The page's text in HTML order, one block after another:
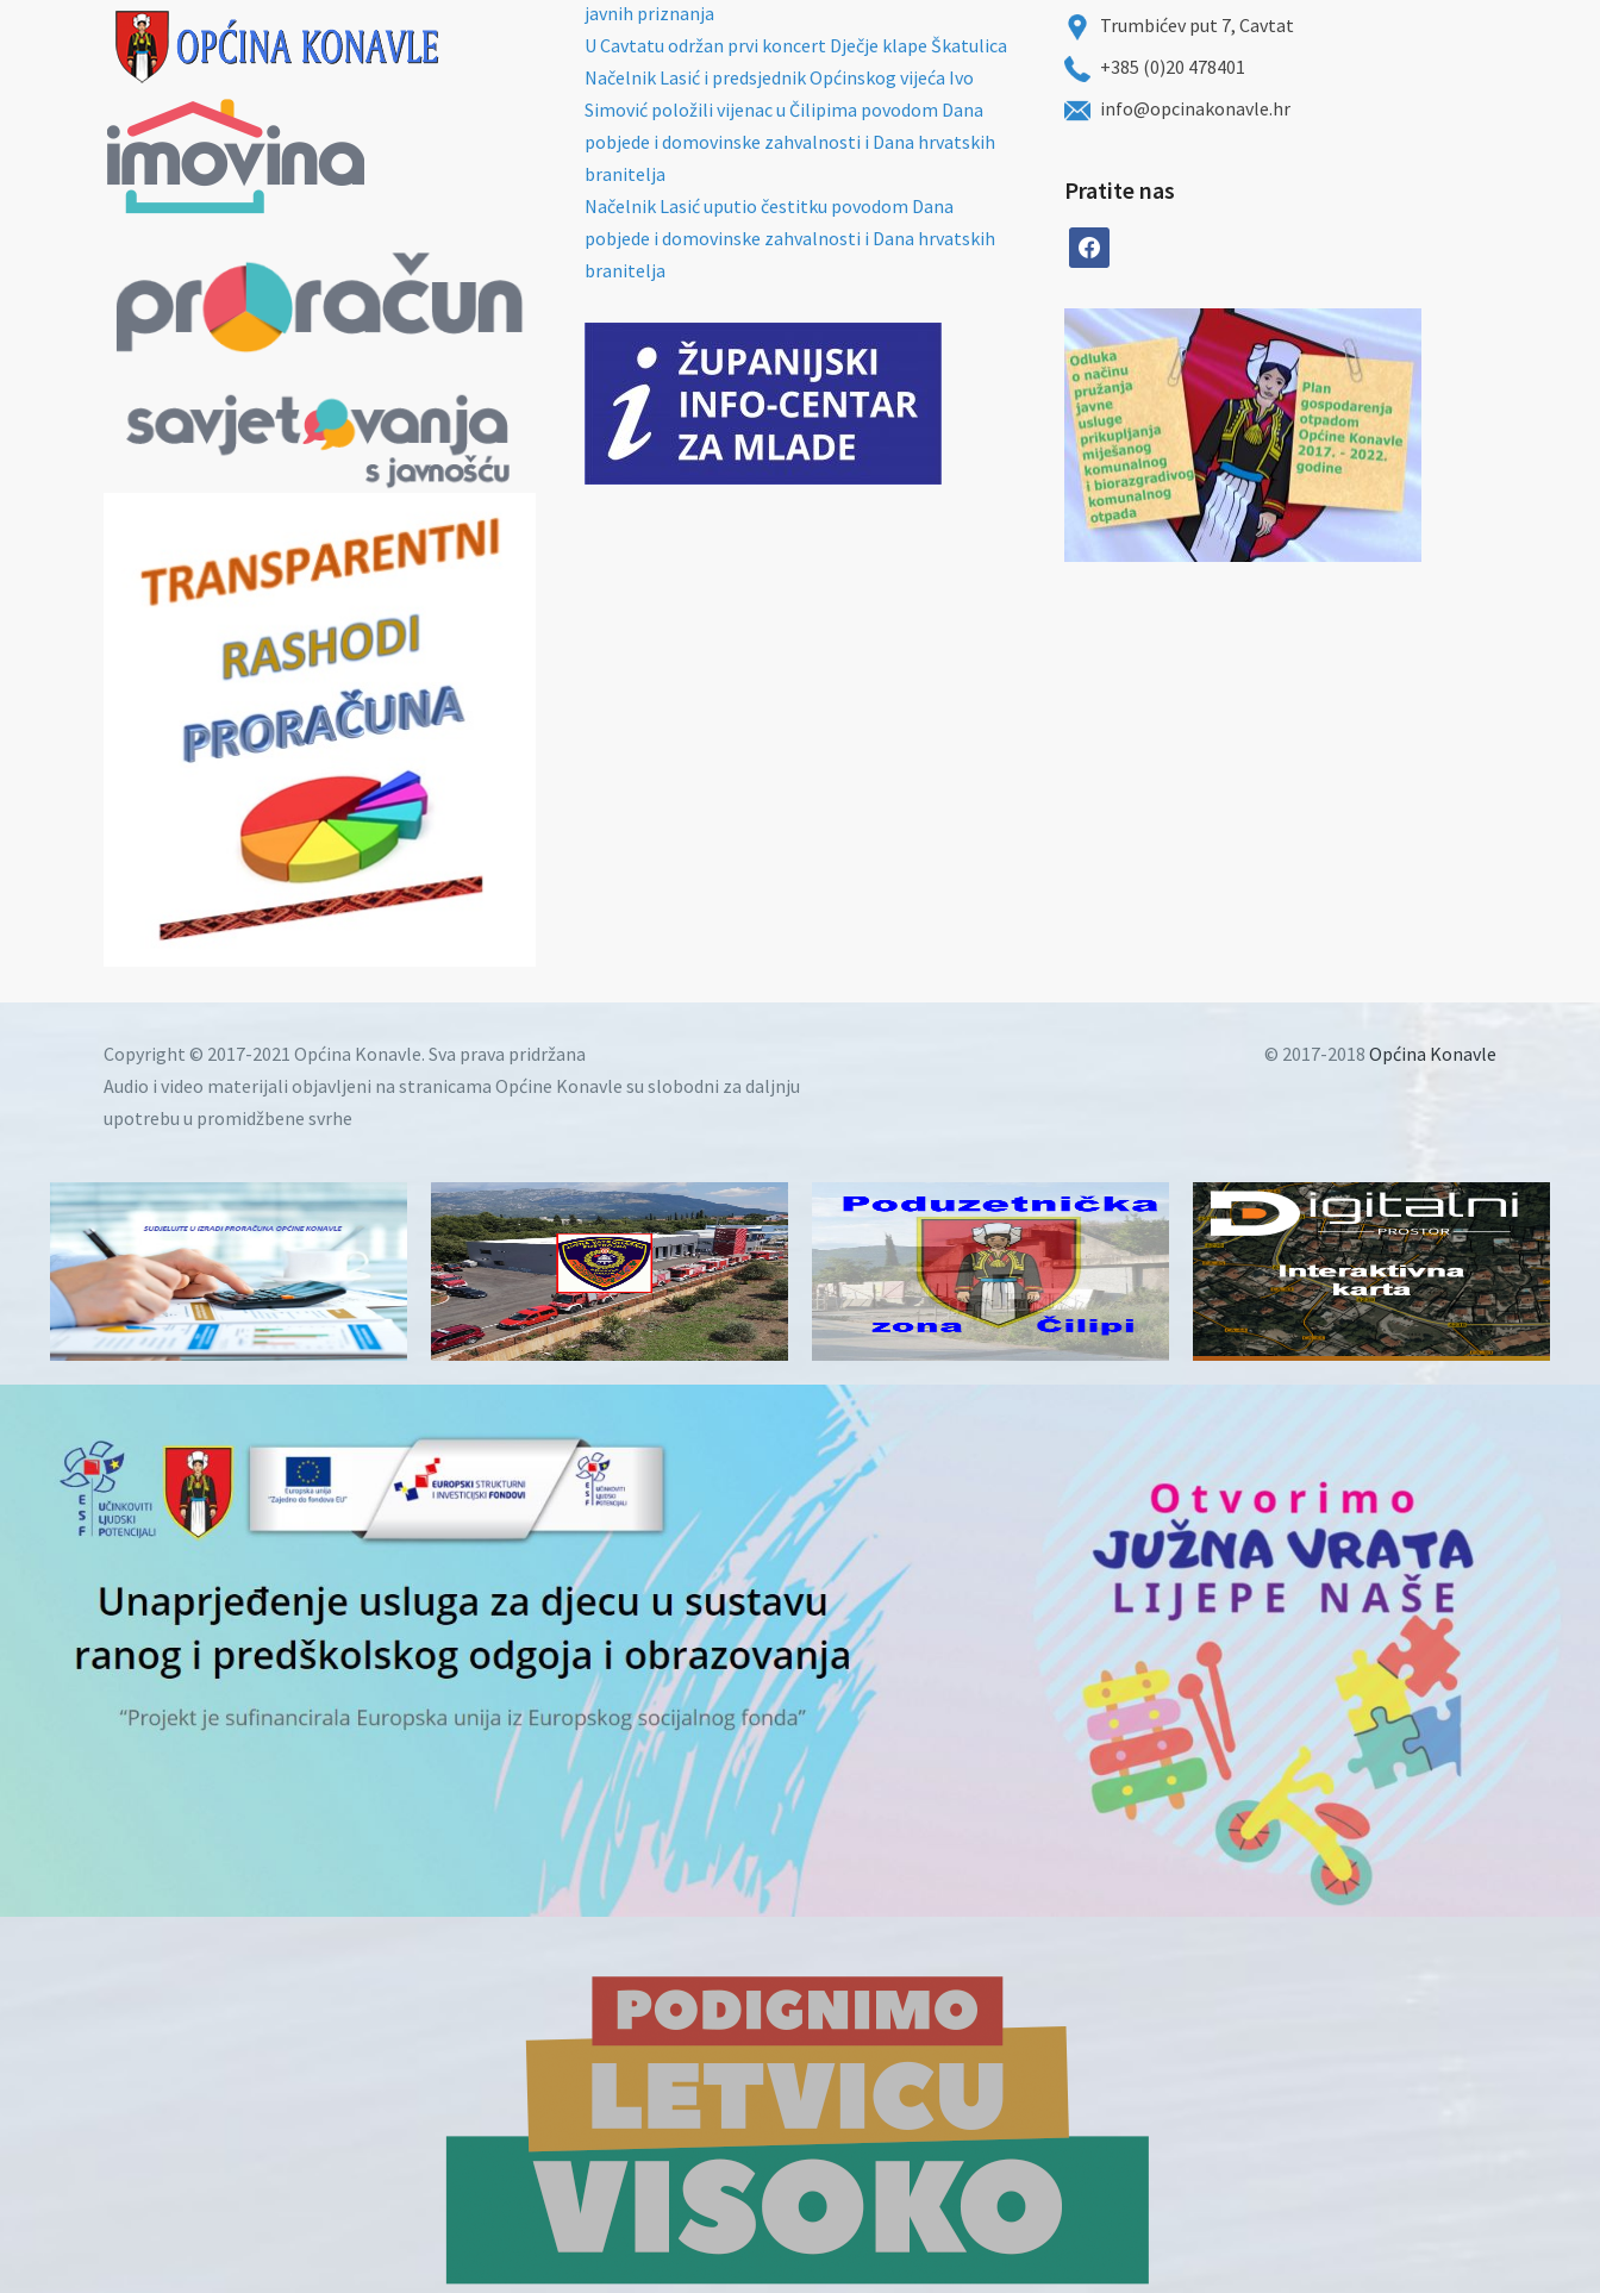
javnih priznanja
U Cavtatu održan prvi koncert Dječje klape Škatulica
Načelnik Lasić i predsjednik Općinskog vijeća Ivo
Simović položili vijenac u Čilipima povodom Dana
pobjede i domovinske zahvalnosti i Dana hrvatskih
branitelja
Načelnik Lasić uputio čestitku povodom Dana
pobjede i domovinske zahvalnosti i Dana hrvatskih
branitelja
Trumbićev put 7, Cavtat
+385 (0)20 478401
info@opcinakonavle.hr
Pratite nas
facebook
Copyright © 2017-2021 Općina Konavle. Sva prava pridržana
Audio i video materijali objavljeni na stranicama Općine Konavle su slobodni za daljnju
upotrebu u promidžbene svrhe
© 2017-2018 Općina Konavle